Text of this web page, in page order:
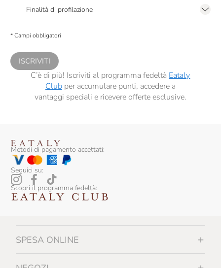
Finalità di profilazione
comunicazioni commerciali personalizzate, in caso di consenso prestato ai
* Campi obbligatori
ISCRIVITI
C’è di più! Iscriviti al programma fedeltà Eataly
Clubper accumulare punti, accedere a
vantaggi speciali e ricevere offerte esclusive.
Metodi di pagamento accettati:
Seguici su:
Scopri il programma fedeltà:
SPESA ONLINE